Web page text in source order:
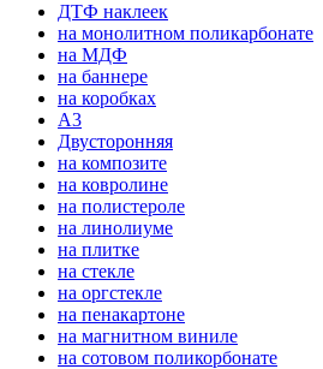
ДТФ наклеек
на монолитном поликарбонате
на МДФ
на баннере
на коробках
А3
Двусторонняя
на композите
на ковролине
на полистероле
на линолиуме
на плитке
на стекле
на оргстекле
на пенакартоне
на магнитном виниле
на сотовом поликорбонате